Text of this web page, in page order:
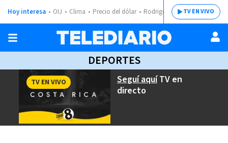
Hoy interesa OIJ Clima Precio del dólar Rodrigo ChavesTV EN VIVO
DEPORTES
Seguí aquíTV en
directo
TV EN VIVO